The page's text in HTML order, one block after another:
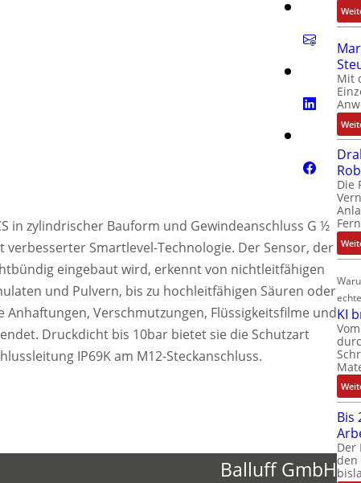
in zylindrischer Bauform und Gewindeanschluss G ½
Smartlevel-Technologie. Der Sensor, der
eingebaut wird, erkennt von nichtleitfähigen
und Pulvern, bis zu hochleitfähigen Säuren oder
Anhaftungen, Verschmutzungen, Flüssigkeitsfilme und
Druckdicht bis 10bar bietet sie die Schutzart
IP69K am M12-Steckanschluss.
Balluff GmbH
Mit
Die
KI
Bis
Der
den